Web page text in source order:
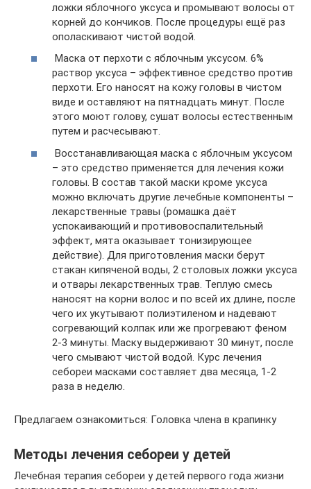
ложки яблочного уксуса и промывают волосы от
корней до кончиков. После процедуры ещё раз
ополаскивают чистой водой.
Маска от перхоти с яблочным уксусом. 6%
раствор уксуса – эффективное средство против
перхоти. Его наносят на кожу головы в чистом
виде и оставляют на пятнадцать минут. После
этого моют голову, сушат волосы естественным
путем и расчесывают.
Восстанавливающая маска с яблочным уксусом
– это средство применяется для лечения кожи
головы. В состав такой маски кроме уксуса
можно включать другие лечебные компоненты –
лекарственные травы (ромашка даёт
успокаивающий и противовоспалительный
эффект, мята оказывает тонизирующее
действие). Для приготовления маски берут
стакан кипяченой воды, 2 столовых ложки уксуса
и отвары лекарственных трав. Теплую смесь
наносят на корни волос и по всей их длине, после
чего их укутывают полиэтиленом и надевают
согревающий колпак или же прогревают феном
2-3 минуты. Маску выдерживают 30 минут, после
чего смывают чистой водой. Курс лечения
себореи масками составляет два месяца, 1-2
раза в неделю.
Предлагаем ознакомиться: Головка члена в крапинку
Методы лечения себореи у детей
Лечебная терапия себореи у детей первого года жизни